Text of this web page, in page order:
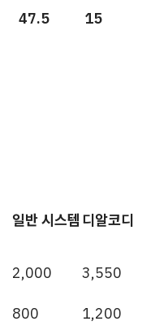
47.5 15
일반 시스템 디알코디
2,000 3,550
800 1,200